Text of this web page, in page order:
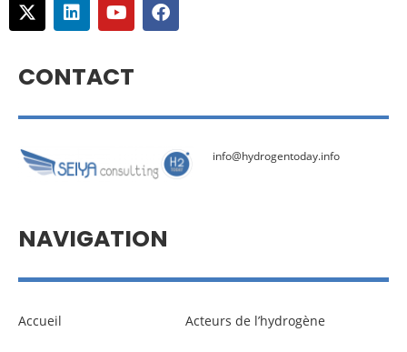
CONTACT
info@hydrogentoday.info
NAVIGATION
Accueil Acteurs de l’hydrogène